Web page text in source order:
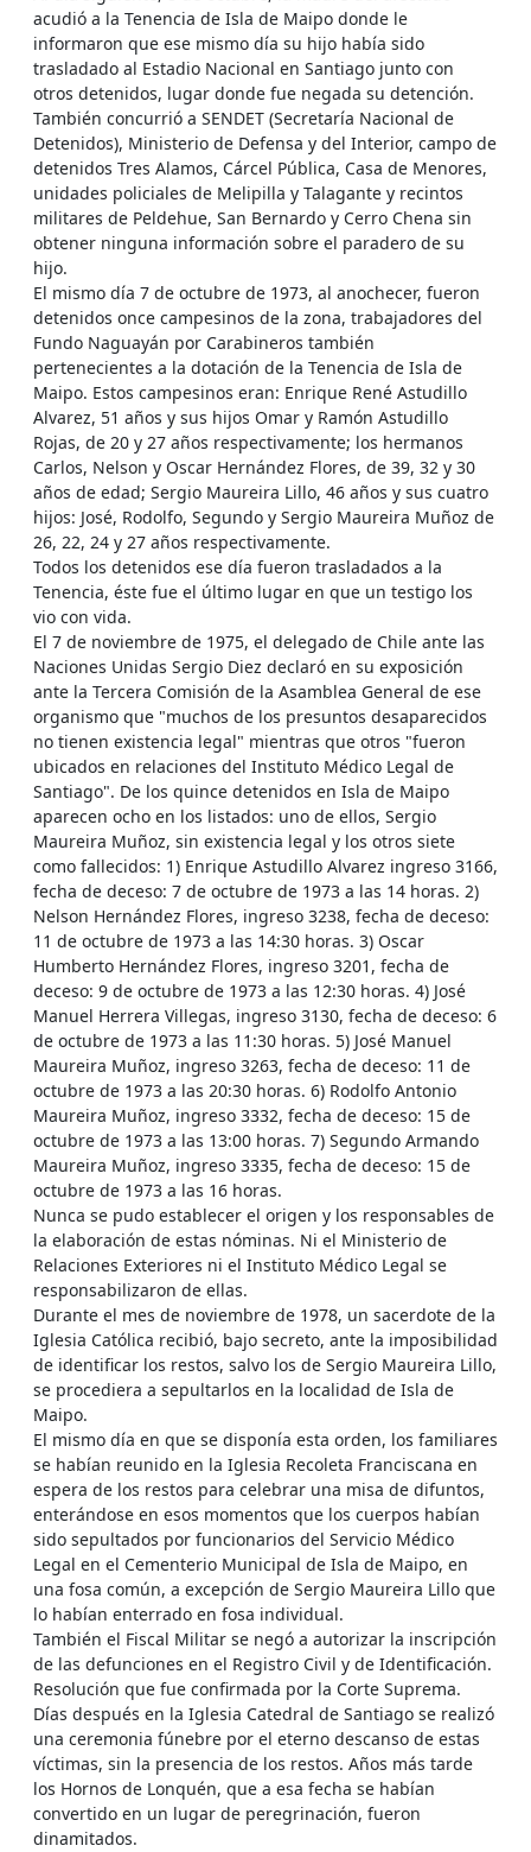
acudió a la Tenencia de Isla de Maipo donde le
informaron que ese mismo día su hijo había sido
trasladado al Estadio Nacional en Santiago junto con
otros detenidos, lugar donde fue negada su detención.
También concurrió a SENDET (Secretaría Nacional de
Detenidos), Ministerio de Defensa y del Interior, campo de
detenidos Tres Alamos, Cárcel Pública, Casa de Menores,
unidades policiales de Melipilla y Talagante y recintos
militares de Peldehue, San Bernardo y Cerro Chena sin
obtener ninguna información sobre el paradero de su
hijo.
El mismo día 7 de octubre de 1973, al anochecer, fueron
detenidos once campesinos de la zona, trabajadores del
Fundo Naguayán por Carabineros también
pertenecientes a la dotación de la Tenencia de Isla de
Maipo. Estos campesinos eran: Enrique René Astudillo
Alvarez, 51 años y sus hijos Omar y Ramón Astudillo
Rojas, de 20 y 27 años respectivamente; los hermanos
Carlos, Nelson y Oscar Hernández Flores, de 39, 32 y 30
años de edad; Sergio Maureira Lillo, 46 años y sus cuatro
hijos: José, Rodolfo, Segundo y Sergio Maureira Muñoz de
26, 22, 24 y 27 años respectivamente.
Todos los detenidos ese día fueron trasladados a la
Tenencia, éste fue el último lugar en que un testigo los
vio con vida.
El 7 de noviembre de 1975, el delegado de Chile ante las
Naciones Unidas Sergio Diez declaró en su exposición
ante la Tercera Comisión de la Asamblea General de ese
organismo que "muchos de los presuntos desaparecidos
no tienen existencia legal" mientras que otros "fueron
ubicados en relaciones del Instituto Médico Legal de
Santiago". De los quince detenidos en Isla de Maipo
aparecen ocho en los listados: uno de ellos, Sergio
Maureira Muñoz, sin existencia legal y los otros siete
como fallecidos: 1) Enrique Astudillo Alvarez ingreso 3166,
fecha de deceso: 7 de octubre de 1973 a las 14 horas. 2)
Nelson Hernández Flores, ingreso 3238, fecha de deceso:
11 de octubre de 1973 a las 14:30 horas. 3) Oscar
Humberto Hernández Flores, ingreso 3201, fecha de
deceso: 9 de octubre de 1973 a las 12:30 horas. 4) José
Manuel Herrera Villegas, ingreso 3130, fecha de deceso: 6
de octubre de 1973 a las 11:30 horas. 5) José Manuel
Maureira Muñoz, ingreso 3263, fecha de deceso: 11 de
octubre de 1973 a las 20:30 horas. 6) Rodolfo Antonio
Maureira Muñoz, ingreso 3332, fecha de deceso: 15 de
octubre de 1973 a las 13:00 horas. 7) Segundo Armando
Maureira Muñoz, ingreso 3335, fecha de deceso: 15 de
octubre de 1973 a las 16 horas.
Nunca se pudo establecer el origen y los responsables de
la elaboración de estas nóminas. Ni el Ministerio de
Relaciones Exteriores ni el Instituto Médico Legal se
responsabilizaron de ellas.
Durante el mes de noviembre de 1978, un sacerdote de la
Iglesia Católica recibió, bajo secreto, ante la imposibilidad
de identificar los restos, salvo los de Sergio Maureira Lillo,
se procediera a sepultarlos en la localidad de Isla de
Maipo.
El mismo día en que se disponía esta orden, los familiares
se habían reunido en la Iglesia Recoleta Franciscana en
espera de los restos para celebrar una misa de difuntos,
enterándose en esos momentos que los cuerpos habían
sido sepultados por funcionarios del Servicio Médico
Legal en el Cementerio Municipal de Isla de Maipo, en
una fosa común, a excepción de Sergio Maureira Lillo que
lo habían enterrado en fosa individual.
También el Fiscal Militar se negó a autorizar la inscripción
de las defunciones en el Registro Civil y de Identificación.
Resolución que fue confirmada por la Corte Suprema.
Días después en la Iglesia Catedral de Santiago se realizó
una ceremonia fúnebre por el eterno descanso de estas
víctimas, sin la presencia de los restos. Años más tarde
los Hornos de Lonquén, que a esa fecha se habían
convertido en un lugar de peregrinación, fueron
dinamitados.